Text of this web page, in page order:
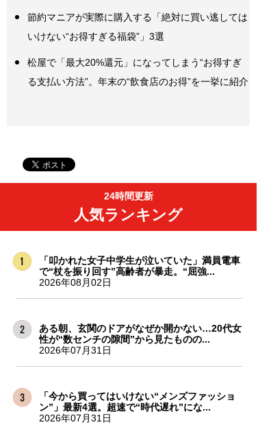
節約マニアが実際に購入する「絶対に買い逃しては
いけない“お得すぎる福袋”」3選
松屋で「最大20%還元」になってしまう“お得すぎ
る支払い方法”。年末の“飲食店のお得”を一挙に紹介
24時間更新
人気ランキング
「叩かれた女子中学生が泣いていた」満員電車
で“杖を振り回す”高齢者が暴走。“屈強...
2026年08月02日
ある朝、玄関のドアがなぜか開かない…20代女
性が“数センチの隙間”から見たものの...
2026年07月31日
「今から買ってはいけない“メンズファッショ
ン”」最新4選。超速で“時代遅れ”にな...
2026年07月31日